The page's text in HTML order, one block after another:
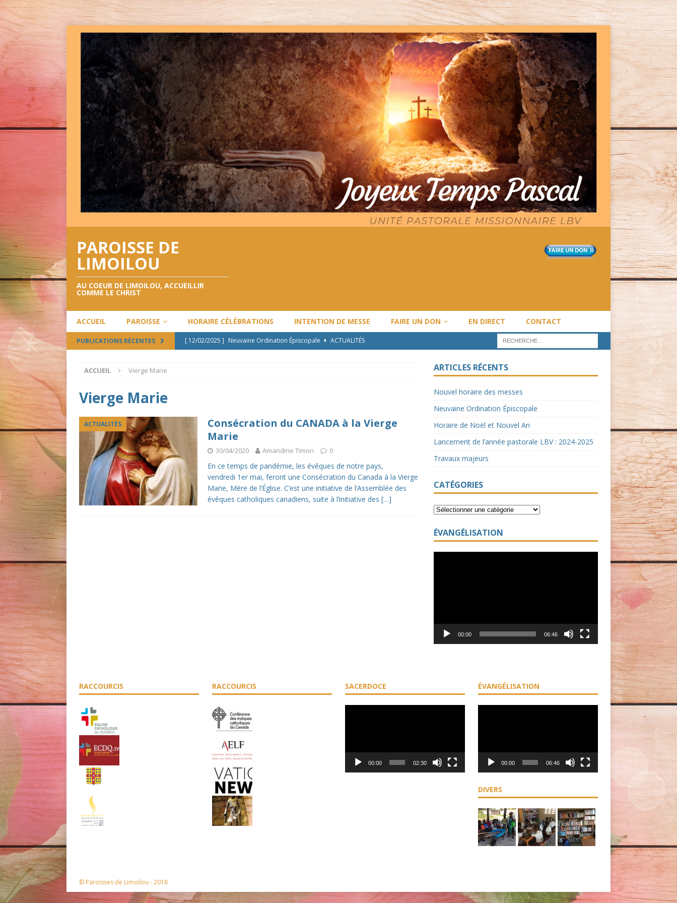
PAROISSE DE
LIMOILOU
AU COEUR DE LIMOILOU, ACCUEILLIR
COMME LE CHRIST
ACCUEIL PAROISSE HORAIRE CÉLÉBRATIONS INTENTION DE MESSE FAIRE UN DON EN DIRECT CONTACT
PUBLICATIONS RÉCENTES [ 12/02/2025 ] Neuvaine Ordination Épiscopale
ACTUALITÉS
ACCUEIL Vierge Marie
Vierge Marie
ACTUALITÉS
Consécration du CANADA à la Vierge
Marie
30/04/2020 Amandine Timon 0
En ce temps de pandémie, les évêques de notre pays,
vendredi 1er mai, feront une Consécration du Canada à la Vierge
Marie, Mère de l’Église. C’est une initiative de l’Assemblée des
évêques catholiques canadiens, suite à l’initiative des […]
ARTICLES RÉCENTS
Nouvel horaire des messes
Neuvaine Ordination Épiscopale
Horaire de Noël et Nouvel An
Lancement de l’année pastorale LBV : 2024-2025
Travaux majeurs
CATÉGORIES
ÉVANGÉLISATION
00:00 06:46
RACCOURCIS RACCOURCIS SACERDOCE
00:00 02:30
ÉVANGÉLISATION
00:00 06:46
DIVERS
© Paroisses de Limoilou - 2018